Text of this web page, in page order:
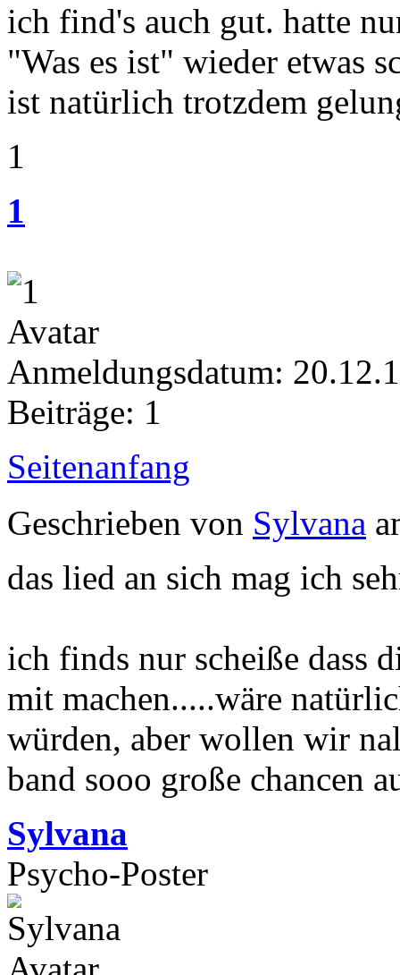
ich find's auch gut. hatte
"Was es ist" wieder etwas
ist natürlich trotzdem
1
1
Anmeldungsdatum:
Beiträge: 1
Seitenanfang
Geschrieben von Sylvana
das lied an sich mag ich
ich finds nur scheiße dass
mit machen.....wäre
würden, aber wollen wir
band sooo große chancen
Sylvana
Psycho-Poster